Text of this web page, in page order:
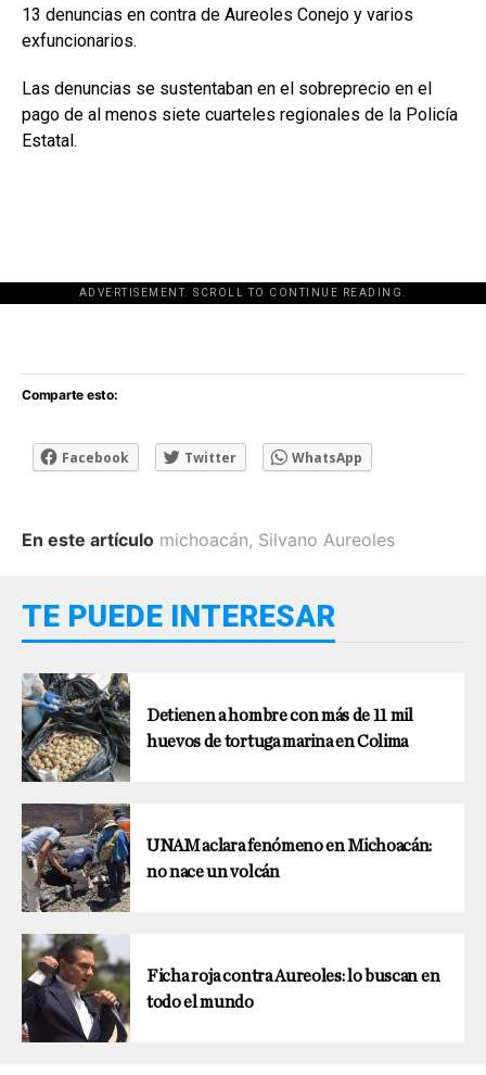
13 denuncias en contra de Aureoles Conejo y varios
exfuncionarios.
Las denuncias se sustentaban en el sobreprecio en el
pago de al menos siete cuarteles regionales de la Policía
Estatal.
ADVERTISEMENT. SCROLL TO CONTINUE READING.
[adsforwp id="243463"]
Comparte esto:
Facebook Twitter WhatsApp
En este artículo michoacán, Silvano Aureoles
TE PUEDE INTERESAR
Detienen a hombre con más de 11 mil
huevos de tortuga marina en Colima
UNAM aclara fenómeno en Michoacán:
no nace un volcán
Ficha roja contra Aureoles: lo buscan en
todo el mundo